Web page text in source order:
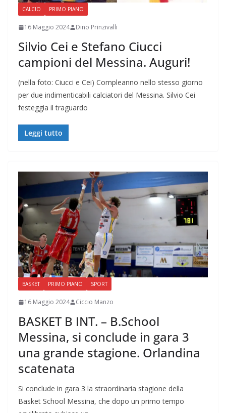
CALCIO PRIMO PIANO
16 Maggio 2024 Dino Prinzivalli
Silvio Cei e Stefano Ciucci
campioni del Messina. Auguri!
(nella foto: Ciucci e Cei) Compleanno nello stesso giorno
per due indimenticabili calciatori del Messina. Silvio Cei
festeggia il traguardo
Leggi tutto
BASKET PRIMO PIANO SPORT
16 Maggio 2024 Ciccio Manzo
BASKET B INT. – B.School
Messina, si conclude in gara 3
una grande stagione. Orlandina
scatenata
Si conclude in gara 3 la straordinaria stagione della
Basket School Messina, che dopo un primo tempo